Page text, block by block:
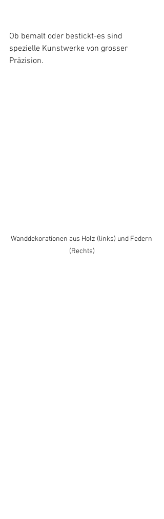
Ob bemalt oder bestickt-es sind
spezielle Kunstwerke von grosser
Präzision.
Wanddekorationen aus Holz (links) und Federn
(Rechts)